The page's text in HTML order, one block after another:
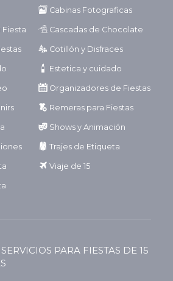
Cabinas Fotograficas
Fiesta Cascadas de Chocolate
Cotillón y Disfraces
Estetica y cuidado
Organizadores de Fiestas
Remeras para Fiestas
Shows y Animación
Trajes de Etiqueta
Viaje de 15
PARA FIESTAS DE 15